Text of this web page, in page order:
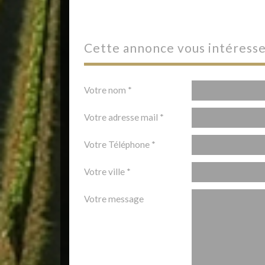
cette annonce vous
Votre nom *
Votre adresse mail *
Votre Téléphone *
Votre ville *
Votre message